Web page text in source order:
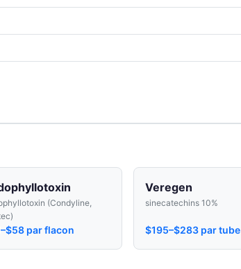
(Condyline,
par flacon
Veregen
sinecatechins 10%
$195–$283 par tube